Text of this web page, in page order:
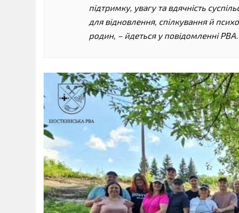
підтримку, увагу та вдячність
для відновлення, спілкування й
родин, – йдеться у повідомленні РВА.